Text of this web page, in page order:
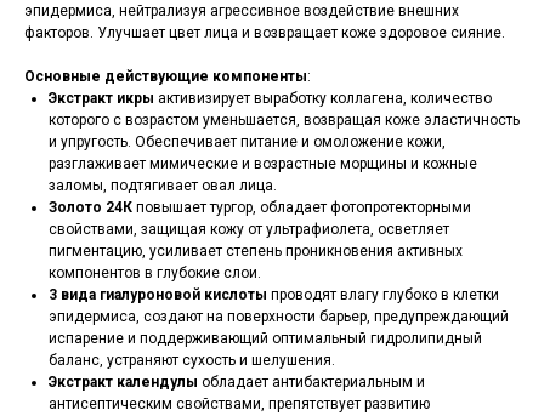
эпидермиса, нейтрализуя агрессивное воздействие внешних
факторов. Улучшает цвет лица и возвращает коже здоровое сияние.
Основные действующие компоненты:
Экстракт икры активизирует выработку коллагена, количество
которого с возрастом уменьшается, возвращая коже эластичность
и упругость. Обеспечивает питание и омоложение кожи,
разглаживает мимические и возрастные морщины и кожные
заломы, подтягивает овал лица.
Золото 24К повышает тургор, обладает фотопротекторными
свойствами, защищая кожу от ультрафиолета, осветляет
пигментацию, усиливает степень проникновения активных
компонентов в глубокие слои.
3 вида гиалуроновой кислоты проводят влагу глубоко в клетки
эпидермиса, создают на поверхности барьер, предупреждающий
испарение и поддерживающий оптимальный гидролипидный
баланс, устраняют сухость и шелушения.
Экстракт календулы обладает антибактериальным и
антисептическим свойствами, препятствует развитию